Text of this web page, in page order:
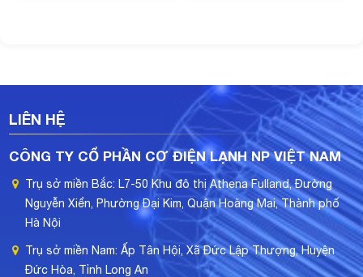
LIÊN HỆ
CÔNG TY CỔ PHẦN CƠ ĐIỆN LẠNH NP VIỆT NAM
Trụ sở miền Bắc: L7-50 Khu đô thị Athena Fulland, Đường
Nguyễn Xiển, Phường Đại Kim, Quận Hoàng Mai, Thành phố
Hà Nội
Trụ sở miền Nam: Ấp Tân Hội, Xã Đức Lập Thượng, Huyện
Đức Hòa, Tỉnh Long An